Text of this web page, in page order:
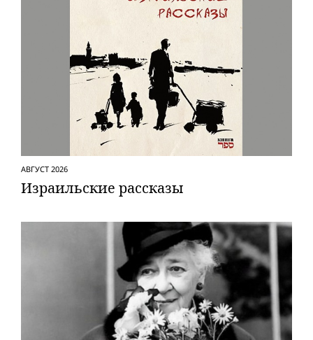
АВГУСТ 2026
Израильские рассказы